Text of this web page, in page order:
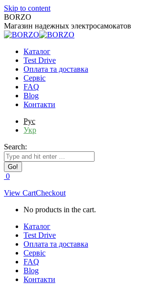
Skip to content
BORZO
Магазин надежных электросамокатов
Каталог
Test Drive
Оплата та доставка
Сервіс
FAQ
Blog
Контакти
Рус
Укр
Search:
0
View CartCheckout
No products in the cart.
Каталог
Test Drive
Оплата та доставка
Сервіс
FAQ
Blog
Контакти